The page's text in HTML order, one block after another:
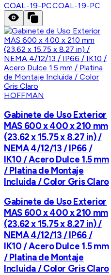
COAL-19-PCCOAL-19-PC
HOFFMAN
Gabinete de Uso Exterior
MAS 600 x 400 x 210 mm
(23.62 x 15.75 x 8.27 in) /
NEMA 4/12/13 / IP66 /
IK10 / Acero Dulce 1.5 mm
/ Platina de Montaje
Incluida / Color Gris Claro
Gabinete de Uso Exterior
MAS 600 x 400 x 210 mm
(23.62 x 15.75 x 8.27 in) /
NEMA 4/12/13 / IP66 /
IK10 / Acero Dulce 1.5 mm
/ Platina de Montaje
Incluida / Color Gris Claro